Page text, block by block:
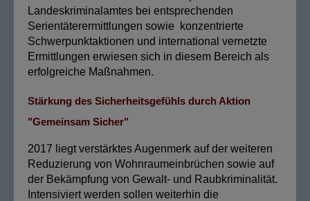
Landeskriminalamtes bei entsprechenden
Serientäterermittlungen sowie konzentrierte
Schwerpunktaktionen und international vernetzte
Ermittlungen erwiesen sich in diesem Bereich als
erfolgreiche Maßnahmen.
Stärkung des Sicherheitsgefühls durch Aktion
"Gemeinsam Sicher"
2017 liegt verstärktes Augenmerk auf der weiteren
Reduzierung von Wohnraumeinbrüchen sowie auf
der Bekämpfung von Gewalt- und Raubkriminalität.
Intensiviert werden sollen weiterhin die